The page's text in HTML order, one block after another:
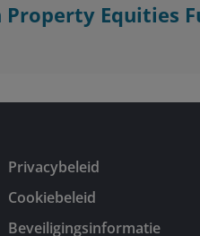
Property Equities
Privacybeleid
Cookiebeleid
Beveiligingsinformatie